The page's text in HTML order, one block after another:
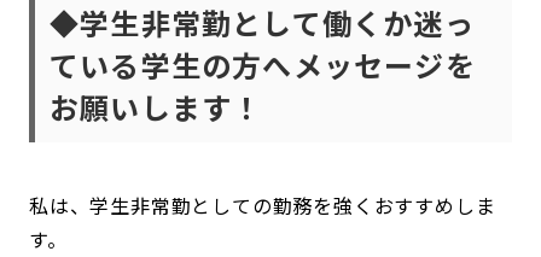
◆学生非常勤として働くか迷っ
ている学生の方へメッセージを
お願いします！
私は、学生非常勤としての勤務を強くおすすめしま
す。